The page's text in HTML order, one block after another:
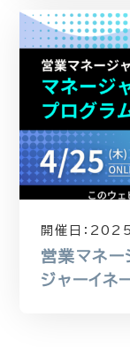
開催日：
営業マネー
ジャーイネ